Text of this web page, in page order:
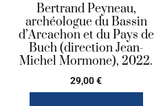
Bertrand Peyneau,
archéologue du Bassin
d’Arcachon et du Pays de
Buch (direction Jean-
Michel Mormone), 2022.
29,00€